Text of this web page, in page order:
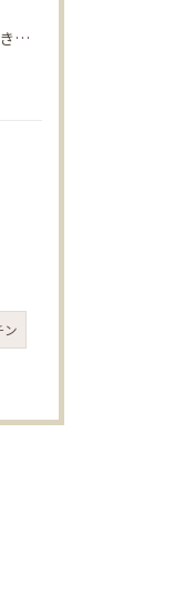
冬 本番になってきました
ン